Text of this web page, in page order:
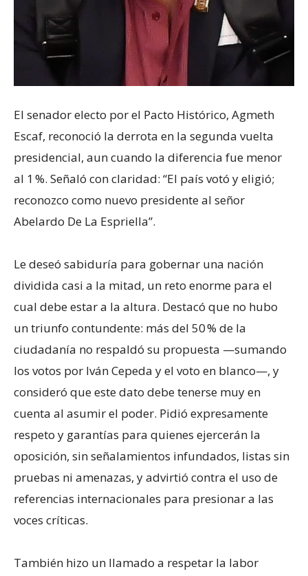
El senador electo por el Pacto Histórico, Agmeth
Escaf, reconoció la derrota en la segunda vuelta
presidencial, aun cuando la diferencia fue menor
al 1 %. Señaló con claridad: “El país votó y eligió;
reconozco como nuevo presidente al señor
Abelardo De La Espriella”.
Le deseó sabiduría para gobernar una nación
dividida casi a la mitad, un reto enorme para el
cual debe estar a la altura. Destacó que no hubo
un triunfo contundente: más del 50 % de la
ciudadanía no respaldó su propuesta —sumando
los votos por Iván Cepeda y el voto en blanco—, y
consideró que este dato debe tenerse muy en
cuenta al asumir el poder. Pidió expresamente
respeto y garantías para quienes ejercerán la
oposición, sin señalamientos infundados, listas sin
pruebas ni amenazas, y advirtió contra el uso de
referencias internacionales para presionar a las
voces críticas.
También hizo un llamado a respetar la labor